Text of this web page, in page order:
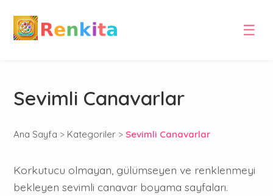
☰
Sevimli Canavarlar
Ana Sayfa > Kategoriler > Sevimli Canavarlar
Korkutucu olmayan, gülümseyen ve renklenmeyi
bekleyen sevimli canavar boyama sayfaları.